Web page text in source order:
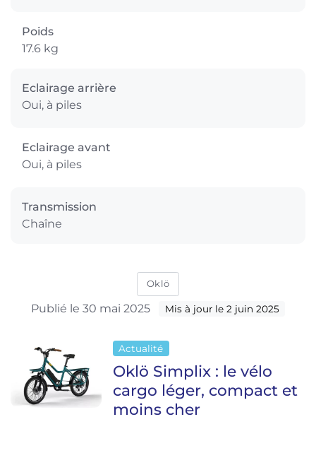
Poids
17.6 kg
Eclairage arrière
Oui, à piles
Eclairage avant
Oui, à piles
Transmission
Chaîne
Oklö
Publié le 30 mai 2025 Mis à jour le 2 juin 2025
Actualité
Oklö Simplix : le vélo
cargo léger, compact et
moins cher